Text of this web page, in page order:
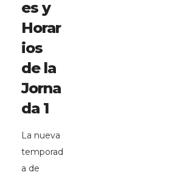
es y
Horar
ios
de la
Jorna
da 1
La nueva
temporad
a de